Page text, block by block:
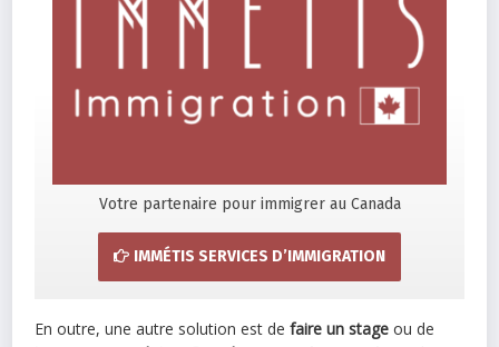
Votre partenaire pour immigrer au Canada
IMMÉTIS SERVICES D’IMMIGRATION
En outre, une autre solution est defaire un stage ou de